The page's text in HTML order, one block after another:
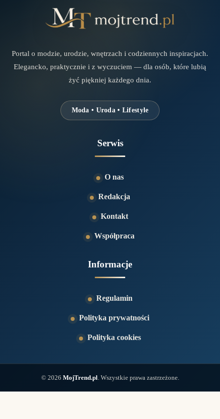
Portal o modzie, urodzie, wnętrzach i codziennych inspiracjach.
Elegancko, praktycznie i z wyczuciem — dla osób, które lubią
żyć piękniej każdego dnia.
Moda • Uroda • Lifestyle
Serwis
O nas
Redakcja
Kontakt
Współpraca
Informacje
Regulamin
Polityka prywatności
Polityka cookies
© 2026 MojTrend.pl. Wszystkie prawa zastrzeżone.